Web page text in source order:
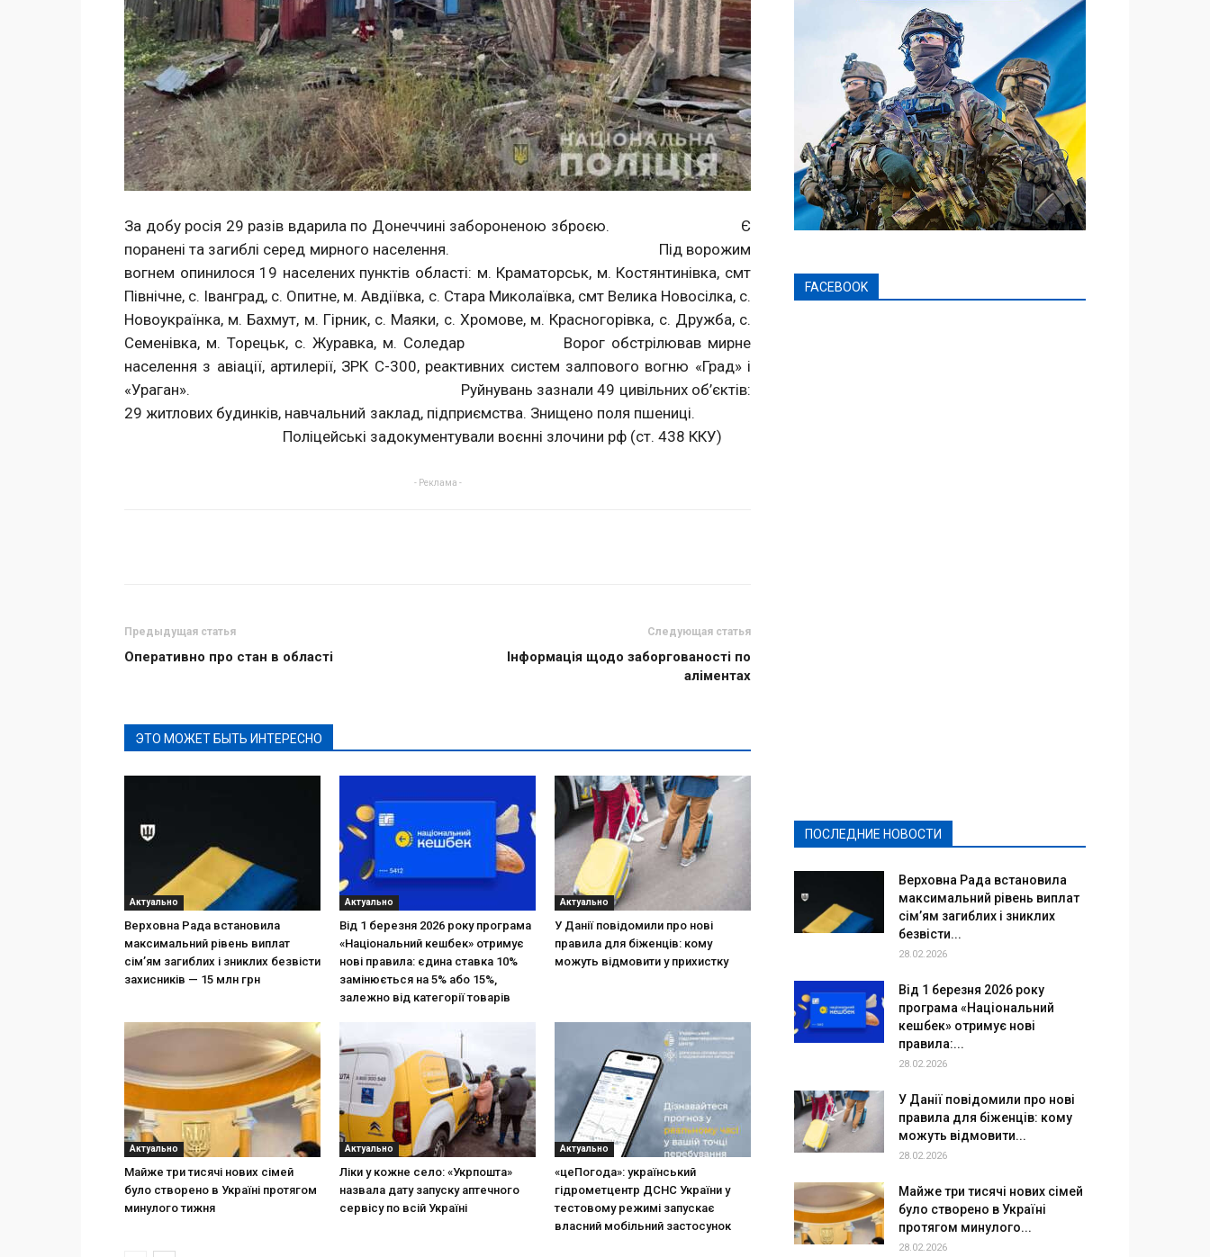
За добу росія 29 разів вдарила по Донеччині забороненою зброєю. Є
поранені та загиблі серед мирного населення. Під ворожим
вогнем опинилося 19 населених пунктів області: м. Краматорськ, м. Костянтинівка, смт
Північне, с. Іванград, с. Опитне, м. Авдіївка, с. Стара Миколаївка, смт Велика Новосілка, с.
Новоукраїнка, м. Бахмут, м. Гірник, с. Маяки, с. Хромове, м. Красногорівка, с. Дружба, с.
Семенівка, м. Торецьк, с. Журавка, м. Соледар Ворог обстрілював мирне
населення з авіації, артилерії, ЗРК С-300, реактивних систем залпового вогню «Град» і
«Ураган». Руйнувань зазнали 49 цивільних об’єктів:
29 житлових будинків, навчальний заклад, підприємства. Знищено поля пшениці.
Поліцейські задокументували воєнні злочини рф (ст. 438 ККУ)
- Реклама -
Предыдущая статья
Оперативно про стан в області
Следующая статья
Інформація щодо заборгованості по
аліментах
ЭТО МОЖЕТ БЫТЬ ИНТЕРЕСНО
Актуально
Верховна Рада встановила
максимальний рівень виплат
сім’ям загиблих і зниклих безвісти
захисників — 15 млн грн
Актуально
Від 1 березня 2026 року програма
«Національний кешбек» отримує
нові правила: єдина ставка 10%
замінюється на 5% або 15%,
залежно від категорії товарів
Актуально
У Данії повідомили про нові
правила для біженців: кому
можуть відмовити у прихистку
Актуально
Майже три тисячі нових сімей
було створено в Україні протягом
минулого тижня
Актуально
Ліки у кожне село: «Укрпошта»
назвала дату запуску аптечного
сервісу по всій Україні
Актуально
«цеПогода»: український
гідрометцентр ДСНС України у
тестовому режимі запускає
власний мобільний застосунок
FACEBOOK
ПОСЛЕДНИЕ НОВОСТИ
Верховна Рада встановила
максимальний рівень виплат
сім’ям загиблих і зниклих
безвісти...
28.02.2026
Від 1 березня 2026 року
програма «Національний
кешбек» отримує нові
правила:...
28.02.2026
У Данії повідомили про нові
правила для біженців: кому
можуть відмовити...
28.02.2026
Майже три тисячі нових сімей
було створено в Україні
протягом минулого...
28.02.2026